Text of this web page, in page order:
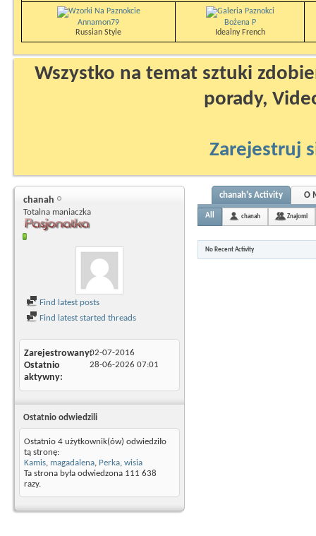
Annamon79
Russian Style
Bożena P
Idealny French
Wszystko na temat sztuki
porady,
Zarejestruj
chanah
Totalna maniaczka
Find latest posts
Find latest started threads
Zarejestrowany02-07-2016
Ostatnio
aktywny
28-06-2026 07:01
Ostatnio odwiedzili
Ostatnio 4 użytkownik(ów) odwiedziło
tą stronę:
Kamis, magadalena, Perka, wisia
Ta strona była odwiedzona 111 638
razy.
chanah's Activity O
All chanah Znajomi
No Recent Activity